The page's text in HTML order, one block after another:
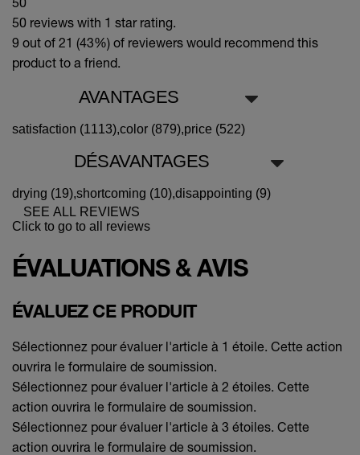
50 reviews with 1 star rating.
9 out of 21 (43%) of reviewers would recommend this
product to a friend.
AVANTAGES
satisfaction (1113),color (879),price (522)
DÉSAVANTAGES
drying (19),shortcoming (10),disappointing (9)
SEE ALL REVIEWS
Click to go to all reviews
ÉVALUATIONS & AVIS
ÉVALUEZ CE PRODUIT
Sélectionnez pour évaluer l'article à 1 étoile. Cette action
ouvrira le formulaire de soumission.
Sélectionnez pour évaluer l'article à 2 étoiles. Cette
action ouvrira le formulaire de soumission.
Sélectionnez pour évaluer l'article à 3 étoiles. Cette
action ouvrira le formulaire de soumission.